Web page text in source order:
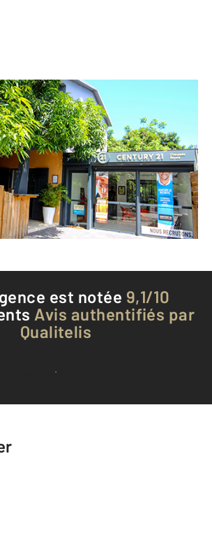
21 Chaussée Royale
Chaussée Royale
ST PAUL - 97460
Envoyer un message
Téléphoner à l'agence
est notée 9,1/10
Avis authentifiés par
Qualitelis
Voir tous les avis clients